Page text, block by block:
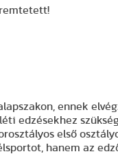
ennek
edzésekhez
első
hanem az